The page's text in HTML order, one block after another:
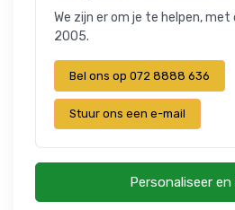
We zijn er om je te helpen, met
2005.
Bel ons op 072 8888 636
Stuur ons een e-mail
Personaliseer